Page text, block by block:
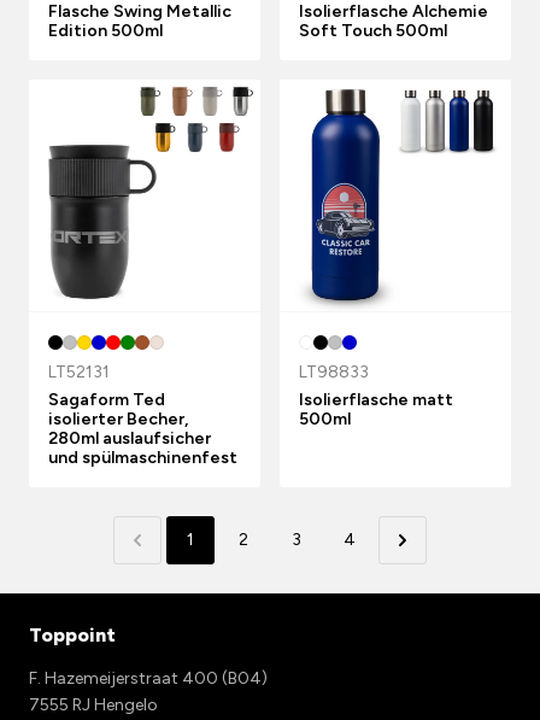
Flasche Swing Metallic
Edition 500ml
Isolierflasche Alchemie
Soft Touch 500ml
LT52131
Sagaform Ted
isolierter Becher,
280ml auslaufsicher
und spülmaschinenfest
LT98833
Isolierflasche matt
500ml
1 2 3 4
Toppoint
F. Hazemeijerstraat 400 (B04)
7555 RJ Hengelo